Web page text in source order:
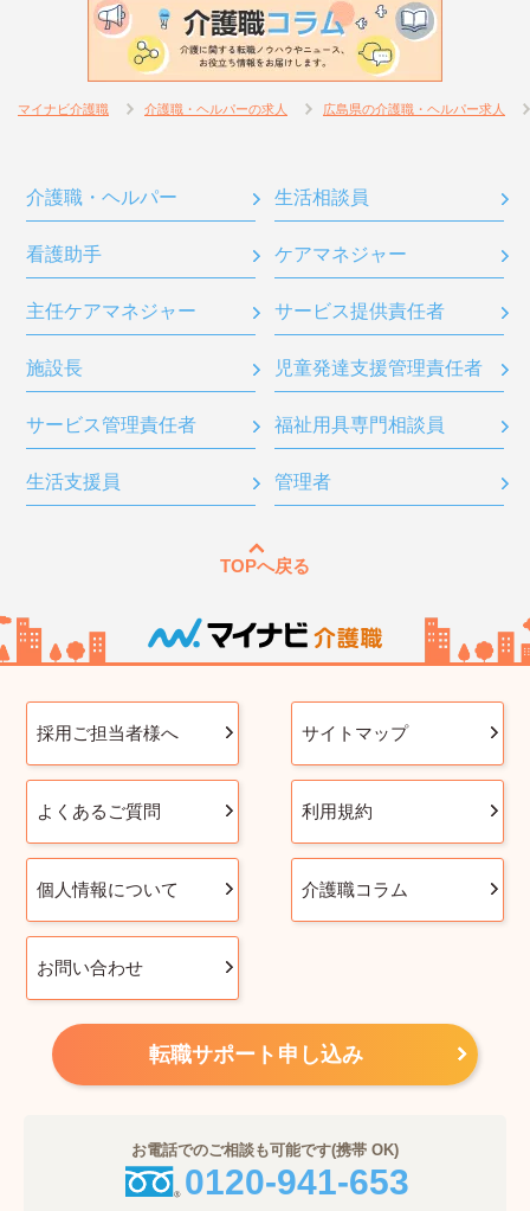
マイナビ介護職 介護職・ヘルパーの求人 広島県の介護職・ヘルパー求人
介護職・ヘルパー 生活相談員
看護助手 ケアマネジャー
主任ケアマネジャー サービス提供責任者
施設長 児童発達支援管理責任者
サービス管理責任者 福祉用具専門相談員
生活支援員 管理者
TOPへ戻る
採用ご担当者様へ サイトマップ
よくあるご質問 利用規約
個人情報について 介護職コラム
お問い合わせ
転職サポート申し込み
お電話でのご相談も可能です(携帯 OK)
0120-941-653